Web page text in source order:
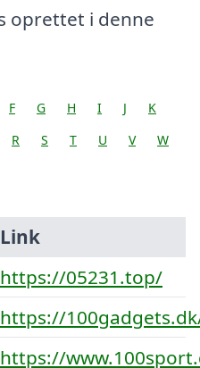
oprettet i denne
F G H I J
K
R S T U V
W
Link
https://05231.top/
https://
https://